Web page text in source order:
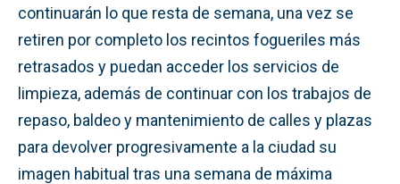
continuarán lo que resta de semana, una vez se
retiren por completo los recintos fogueriles más
retrasados y puedan acceder los servicios de
limpieza, además de continuar con los trabajos de
repaso, baldeo y mantenimiento de calles y plazas
para devolver progresivamente a la ciudad su
imagen habitual tras una semana de máxima